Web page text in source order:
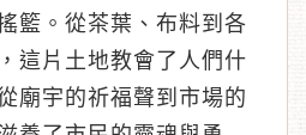
籃。從茶葉、布料到各
這片土地教會了人們什
廟宇的祈福聲到市場的